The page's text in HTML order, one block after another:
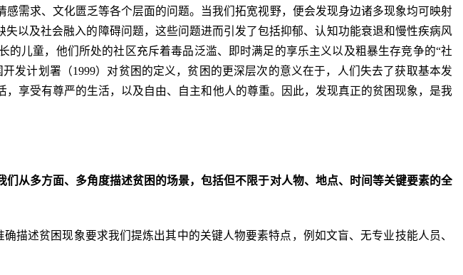
需求、文化匮乏等各个层面的问题。当我们拓宽视野，便会发现身边诸多现象均可映射
以及社会融入的障碍问题，这些问题进而引发了包括抑郁、认知功能衰退和慢性疾病风
儿童，他们所处的社区充斥着毒品泛滥、即时满足的享乐主义以及粗暴生存竞争的“社
发计划署（1999）对贫困的定义，贫困的更深层次的意义在于，人们失去了获取基本发
享受有尊严的生活，以及自由、自主和他人的尊重。因此，发现真正的贫困现象，是我
从多方面、多角度描述贫困的场景，包括但不限于对人物、地点、时间等关键要素的全
描述贫困现象要求我们提炼出其中的关键人物要素特点，例如文盲、无专业技能人员、